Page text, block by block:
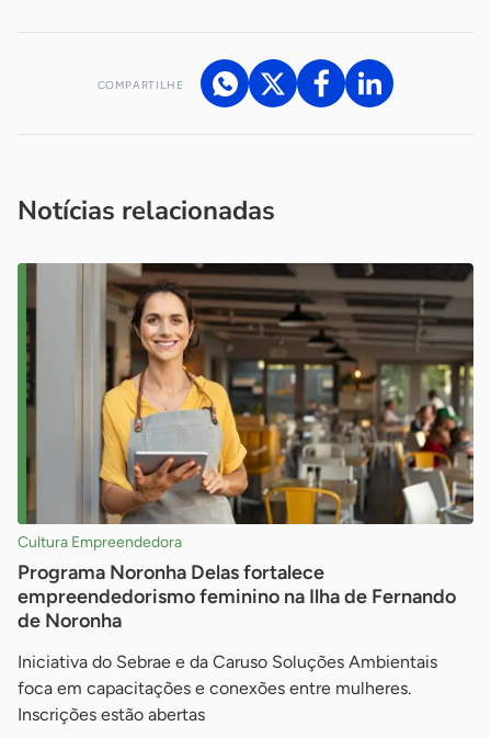
COMPARTILHE
Notícias relacionadas
Cultura Empreendedora
Programa Noronha Delas fortalece
empreendedorismo feminino na Ilha de Fernando
de Noronha
Iniciativa do Sebrae e da Caruso Soluções Ambientais
foca em capacitações e conexões entre mulheres.
Inscrições estão abertas